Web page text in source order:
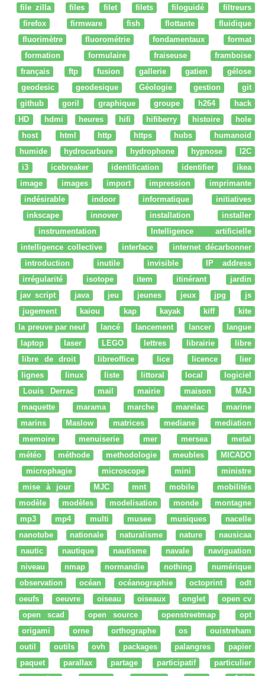
file zilla files filet filets filoguidé
filtreurs
firefox
firmware fish flottante
fluidique
fluorimètre
fluorométrie fondamentaux
format
formation
formulaire fraiseuse
framboise
français
ftp fusion gallerie gatien
gélose
geodesic
geodesique Géologie gestion
git
github
goril graphique groupe h264
hack
HD
hdmi heures hifi hifiberry histoire
hole
host
html http https hubs
humanoid
humide
hydrocarbure hydrophone hypnose
I2C
i3
icebreaker identification identifier
ikea
image
images import impression
imprimante
indésirable
indoor informatique
initiatives
inkscape
innover installation
installer
instrumentation
Intelligence artificielle
intelligence collective
interface
internet décarbonner
introduction
inutile invisible
IP address
irrégularité
isotope item itinérant
jardin
jav script
java jeu jeunes jeux jpg
js
jugement
kaiou kap kayak kiff
kite
la preuve par neuf
lancé lancement lancer
langue
laptop
laser LEGO lettres librairie
libre
libre de droit
libreoffice lice licence
lier
lignes
linux liste littoral local
logiciel
Louis Derrac
mail mairie maison
MAJ
maquette
marama marche marelac
marine
marins
Maslow matrices mediane
mediation
memoire
menuiserie mer mersea
metal
météo
méthode methodologie meubles
MICADO
microphagie
microscope mini
ministre
mise à jour
MJC mnt mobile
mobilités
modèle
modèles modelisation monde
montagne
mp3
mp4 multi musee musiques
nacelle
nanotube
nationale naturalisme nature
nausicaa
nautic
nautique nautisme navale
naviguation
niveau
nmap normandie nothing
numérique
observation
océan océanographie octoprint
odt
oeufs
oeuvre oiseau oiseaux onglet
open cv
open scad
open source openstreetmap
opt
origami
orne orthographe os
ouistreham
outil
outils ovh packages palangres
papier
paquet
parallax partage participatif
particulier